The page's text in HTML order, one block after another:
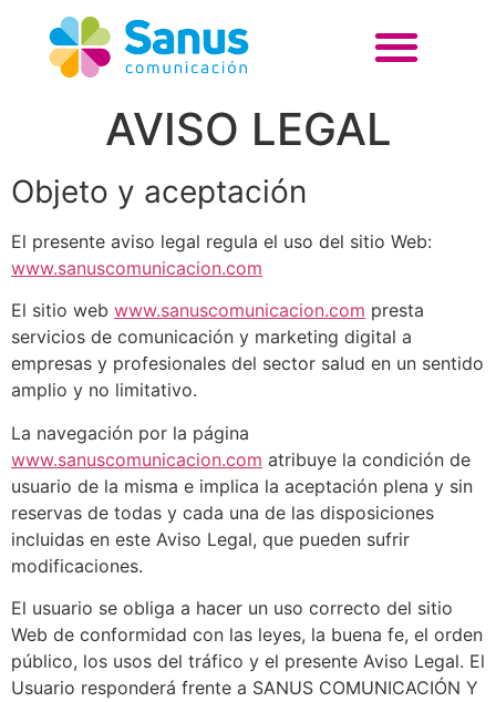
AVISO LEGAL
Objeto y aceptación
El presente aviso legal regula el uso del sitio Web:
www.sanuscomunicacion.com
El sitio web www.sanuscomunicacion.com presta
servicios de comunicación y marketing digital a
empresas y profesionales del sector salud en un sentido
amplio y no limitativo.
La navegación por la página
www.sanuscomunicacion.com atribuye la condición de
usuario de la misma e implica la aceptación plena y sin
reservas de todas y cada una de las disposiciones
incluidas en este Aviso Legal, que pueden sufrir
modificaciones.
El usuario se obliga a hacer un uso correcto del sitio
Web de conformidad con las leyes, la buena fe, el orden
público, los usos del tráfico y el presente Aviso Legal. El
Usuario responderá frente a SANUS COMUNICACIÓN Y